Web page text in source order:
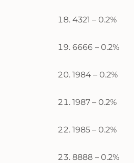
4321 – 0.2%
6666 – 0.2%
1984 – 0.2%
1987 – 0.2%
1985 – 0.2%
8888 – 0.2%